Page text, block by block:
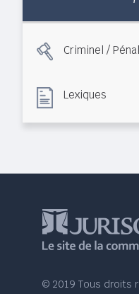
Criminel / Pénal
Lexiques
© 2019 Tous droits